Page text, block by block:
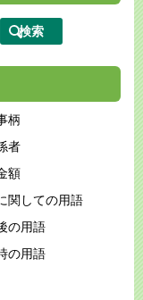
柄
者
額
関しての用語
の用語
の用語